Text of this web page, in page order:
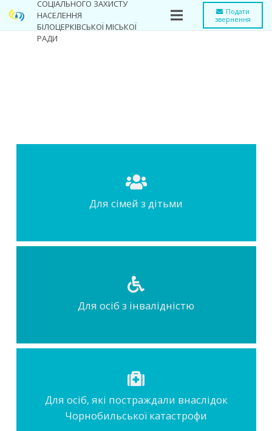
СОЦІАЛЬНОГО ЗАХИСТУ
НАСЕЛЕННЯ
БІЛОЦЕРКІВСЬКОЇ МІСЬКОЇ
РАДИ
Подати
звернення
Для сімей з дітьми
Для осіб з інвалідністю
Для осіб, які постраждали внаслідок
Чорнобильської катастрофи